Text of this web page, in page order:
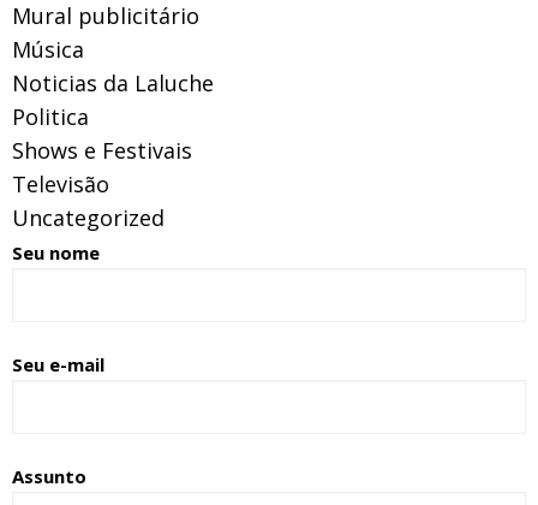
Mural publicitário
Música
Noticias da Laluche
Politica
Shows e Festivais
Televisão
Uncategorized
Seu nome
Seu e-mail
Assunto